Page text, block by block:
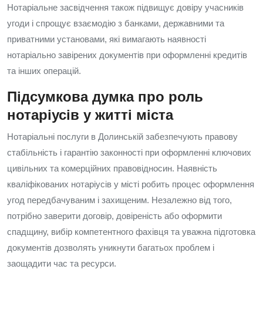
Нотаріальне засвідчення також підвищує довіру учасників
угоди і спрощує взаємодію з банками, державними та
приватними установами, які вимагають наявності
нотаріально завірених документів при оформленні кредитів
та інших операцій.
Підсумкова думка про роль
нотаріусів у житті міста
Нотаріальні послуги в Долинській забезпечують правову
стабільність і гарантію законності при оформленні ключових
цивільних та комерційних правовідносин. Наявність
кваліфікованих нотаріусів у місті робить процес оформлення
угод передбачуваним і захищеним. Незалежно від того,
потрібно заверити договір, довіреність або оформити
спадщину, вибір компетентного фахівця та уважна підготовка
документів дозволять уникнути багатьох проблем і
заощадити час та ресурси.